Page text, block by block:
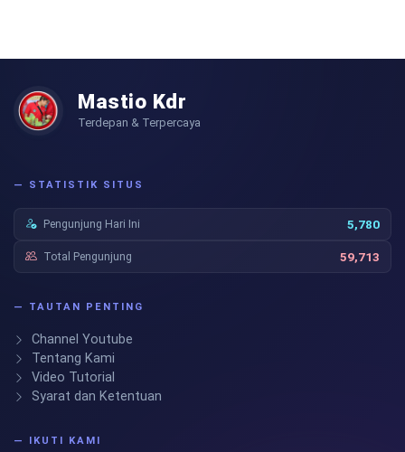
Mastio Kdr
Terdepan & Terpercaya
— STATISTIK SITUS
Pengunjung Hari Ini 5,780
Total Pengunjung 59,713
— TAUTAN PENTING
Channel Youtube
Tentang Kami
Video Tutorial
Syarat dan Ketentuan
— IKUTI KAMI